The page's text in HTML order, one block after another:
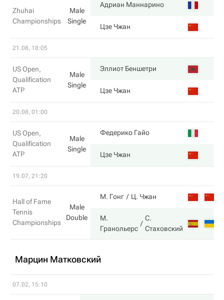
Zhuhai
Championships
Male
Single
Адриан Маннарино
Цзе Чжан
21.08, 18:05
US Open,
Qualification
ATP
Male
Single
Эллиот Беншетри
Цзе Чжан
20.08, 01:00
US Open,
Qualification
ATP
Male
Single
Федерико Гайо
Цзе Чжан
19.07, 21:20
Hall of Fame
Tennis
Championships
Male
Double
М. Гонг Ц. Чжан
М.
Гранольерс
С.
Стаховский
Марцин Матковский
07.02, 15:10